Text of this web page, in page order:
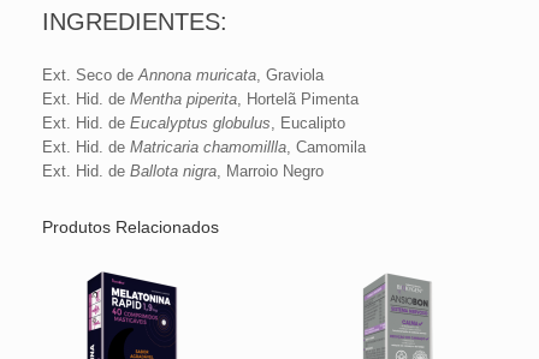
INGREDIENTES:
Ext. Seco deAnnona muricata, Graviola
Ext. Hid. de Mentha piperita, Hortelã Pimenta
Ext. Hid. de Eucalyptus globulus, Eucalipto
Ext. Hid. de Matricaria chamomillla, Camomila
Ext. Hid. de Ballota nigra, Marroio Negro
Produtos Relacionados